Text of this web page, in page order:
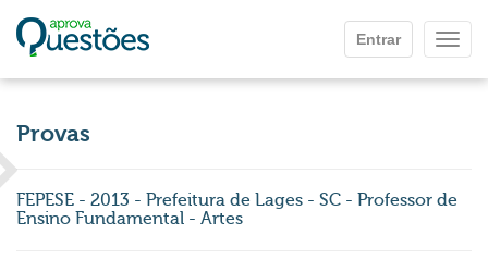
Entrar
Provas
FEPESE - 2013 - Prefeitura de Lages - SC - Professor de
Ensino Fundamental - Artes